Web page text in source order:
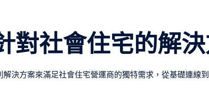
對社會住宅的解
解決方案來滿足社會住宅營運商的獨特需求，從基礎連線